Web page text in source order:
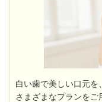
白い歯で美しい口元を
さまざまなプランをご